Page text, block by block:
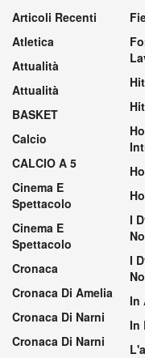
Articoli Recenti
Atletica
Attualità
Attualità
BASKET
Calcio
CALCIO A 5
Cinema E
Spettacolo
Cinema E
Spettacolo
Cronaca
Cronaca Di Amelia
Cronaca Di Narni
Cronaca Di Narni
I
I
In
In